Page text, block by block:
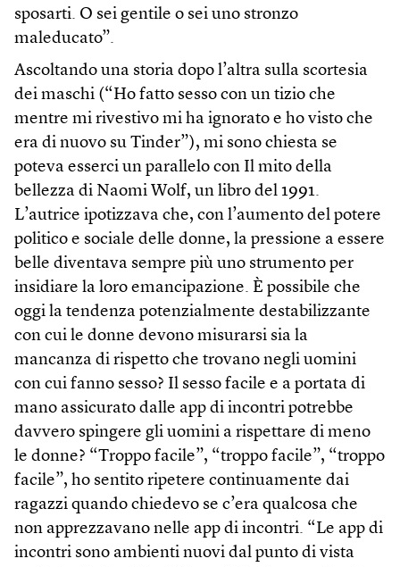
sposarti. O sei gentile o sei uno stronzo
maleducato”.
Ascoltando una storia dopo l’altra sulla scortesia
dei maschi (“Ho fatto sesso con un tizio che
mentre mi rivestivo mi ha ignorato e ho visto che
era di nuovo su Tinder”), mi sono chiesta se
poteva esserci un parallelo con Il mito della
bellezza di Naomi Wolf, un libro del 1991.
L’autrice ipotizzava che, con l’aumento del potere
politico e sociale delle donne, la pressione a essere
belle diventava sempre più uno strumento per
insidiare la loro emancipazione. È possibile che
oggi la tendenza potenzialmente destabilizzante
con cui le donne devono misurarsi sia la
mancanza di rispetto che trovano negli uomini
con cui fanno sesso? Il sesso facile e a portata di
mano assicurato dalle app di incontri potrebbe
davvero spingere gli uomini a rispettare di meno
le donne? “Troppo facile”, “troppo facile”, “troppo
facile”, ho sentito ripetere continuamente dai
ragazzi quando chiedevo se c’era qualcosa che
non apprezzavano nelle app di incontri. “Le app di
incontri sono ambienti nuovi dal punto di vista